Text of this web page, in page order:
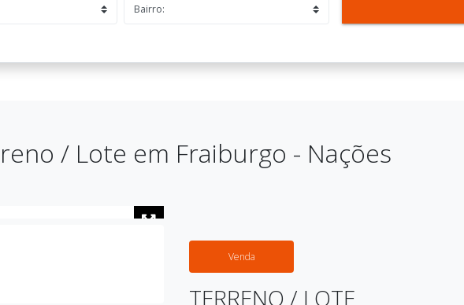
/ Lote em Fraiburgo - Nações
Venda
TERRENO / LOTE